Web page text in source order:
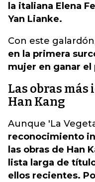
la italiana Elena
Yan Lianke.
Con este
en la primera
mujer en ganar
Las obras más
Han Kang
Aunque 'La
reconocimiento
las obras de Han
lista larga de
ellos recientes.